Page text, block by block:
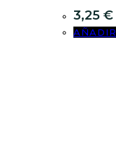
3,25 €
AÑADIR